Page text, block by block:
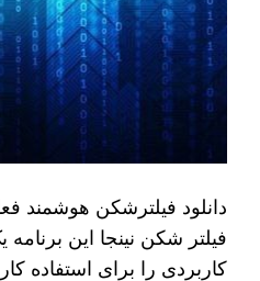
دانلود فیلترشکن هوشمند
فیلتر شکن نینجا این
کاربردی را برای استفاده